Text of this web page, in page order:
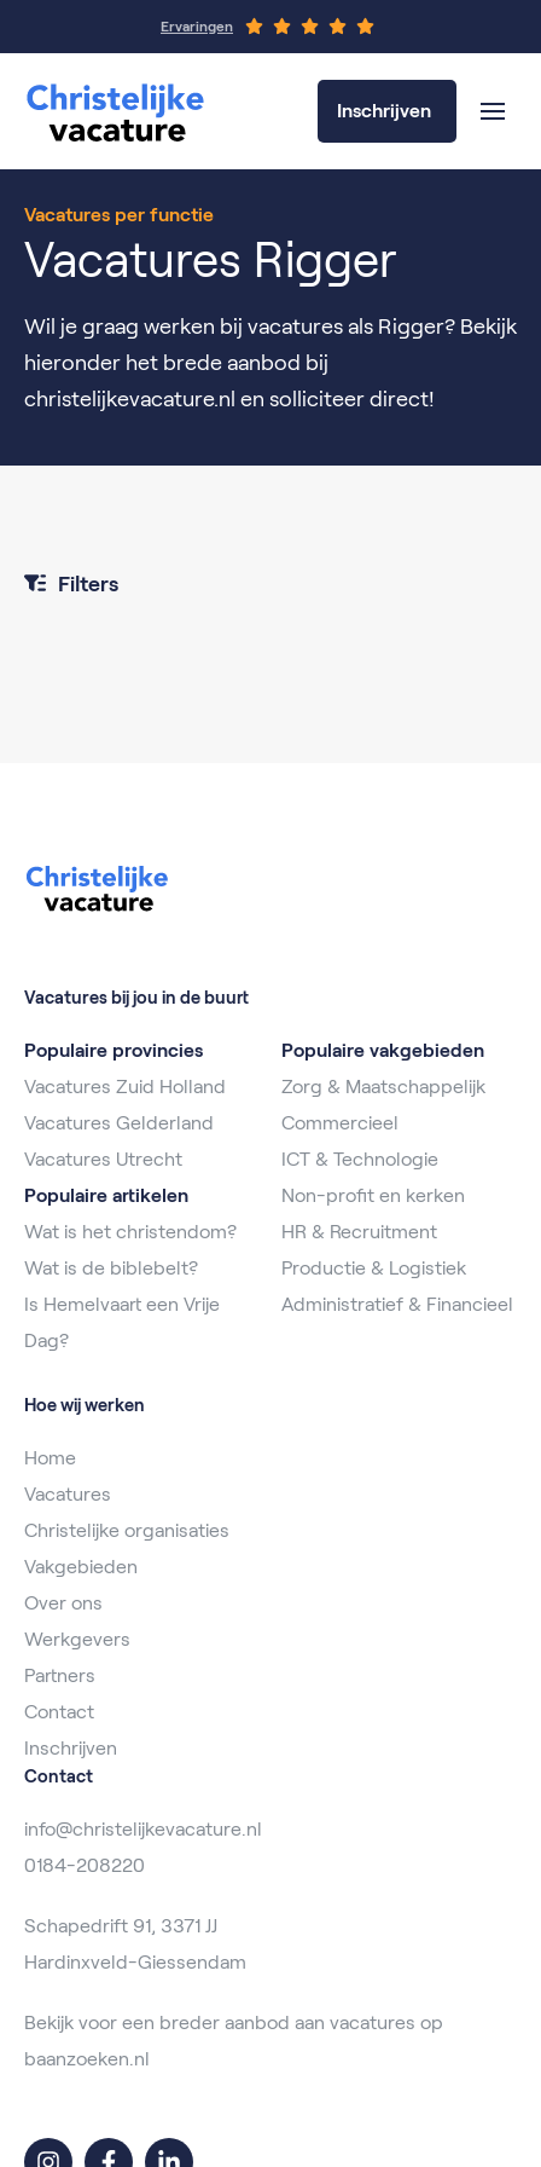
Ervaringen
Inschrijven
Vacatures per functie
Vacatures Rigger
Wil je graag werken bij vacatures als Rigger? Bekijk
hieronder het brede aanbod bij
christelijkevacature.nl en solliciteer direct!
Filters
Vacatures bij jou in de buurt
Populaire provincies
Vacatures Zuid Holland
Vacatures Gelderland
Vacatures Utrecht
Populaire artikelen
Wat is het christendom?
Wat is de biblebelt?
Is Hemelvaart een Vrije
Dag?
Populaire vakgebieden
Zorg & Maatschappelijk
Commercieel
ICT & Technologie
Non-profit en kerken
HR & Recruitment
Productie & Logistiek
Administratief & Financieel
Hoe wij werken
Home
Vacatures
Christelijke organisaties
Vakgebieden
Over ons
Werkgevers
Partners
Contact
Inschrijven
Contact
info@christelijkevacature.nl
0184-208220
Schapedrift 91, 3371 JJ
Hardinxveld-Giessendam
Bekijk voor een breder aanbod aan vacatures op
baanzoeken.nl